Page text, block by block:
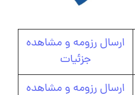
ارسال رزومه و مشاهده
جزئیات
ارسال رزومه و مشاهده